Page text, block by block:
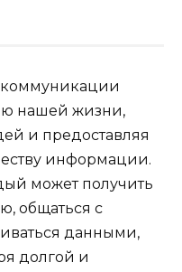
нашей жизни,
и предоставляя
информации.
может получить
общаться с
данными,
долгой и